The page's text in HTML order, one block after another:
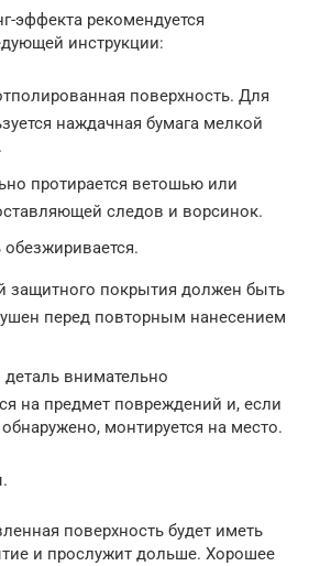
эффекта рекомендуется
инструкции:
поверхность. Для
наждачная бумага мелкой
протирается ветошью или
следов и ворсинок.
защитного покрытия должен быть
перед повторным нанесением
внимательно
на предмет повреждений и, если
монтируется на место.
поверхность будет иметь
и прослужит дольше. Хорошее